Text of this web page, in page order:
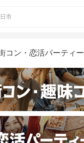
市
コン・恋活パーティー